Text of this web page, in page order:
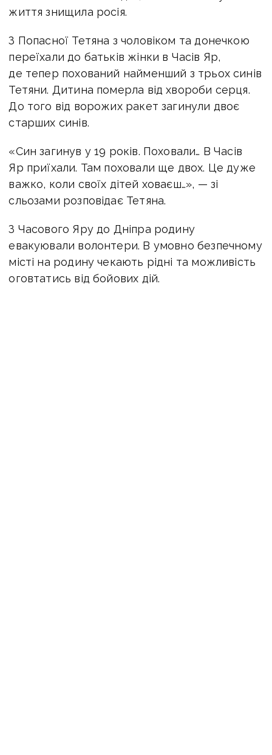
життя знищила росія.
З Попасної Тетяна з чоловіком та донечкою
переїхали до батьків жінки в Часів Яр,
де тепер похований найменший з трьох синів
Тетяни. Дитина померла від хвороби серця.
До того від ворожих ракет загинули двоє
старших синів.
«Син загинув у 19 років. Поховали… В Часів
Яр приїхали. Там поховали ще двох. Це дуже
важко, коли своїх дітей ховаєш…», — зі
сльозами розповідає Тетяна.
З Часового Яру до Дніпра родину
евакуювали волонтери. В умовно безпечному
місті на родину чекають рідні та можливість
оговтатись від бойових дій.